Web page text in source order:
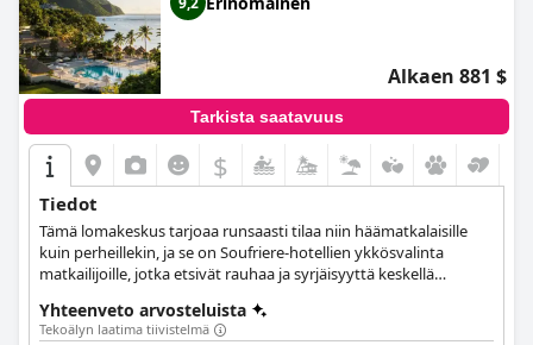
Alkaen 881 $
Tarkista saatavuus
$
Tiedot
Tämä lomakeskus tarjoaa runsaasti tilaa niin häämatkalaisille
kuin perheillekin, ja se on Soufriere-hotellien ykkösvalinta
matkailijoille, jotka etsivät rauhaa ja syrjäisyyttä keskellä
Yhteenveto arvosteluista
Tekoälyn laatima tiivistelmä